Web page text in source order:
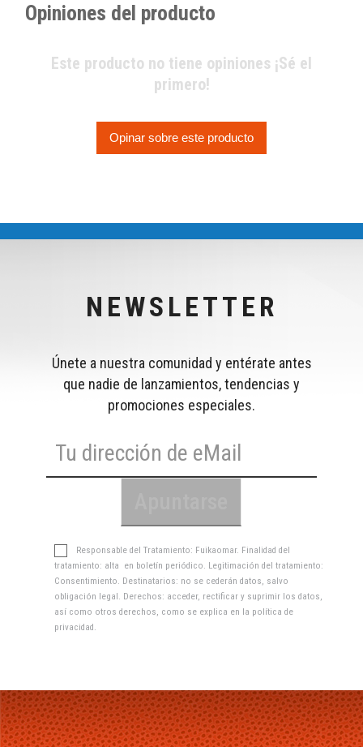
Opiniones del producto
Este producto no tiene opiniones ¡Sé el
primero!
Opinar sobre este producto
NEWSLETTER
Únete a nuestra comunidad y entérate antes
que nadie de lanzamientos, tendencias y
promociones especiales.
Responsable del Tratamiento: Fuikaomar. Finalidad del
tratamiento: alta en boletín periódico. Legitimación del tratamiento:
Consentimiento. Destinatarios: no se cederán datos, salvo
obligación legal. Derechos: acceder, rectificar y suprimir los datos,
así como otros derechos, como se explica en la política de
privacidad .